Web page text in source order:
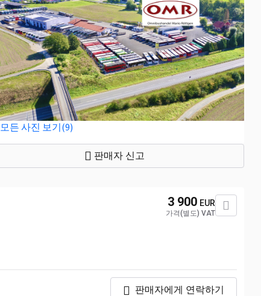
모든 사진 보기(9)
판매자 신고
3 900 EUR
가격(별도) VAT
판매자에게 연락하기